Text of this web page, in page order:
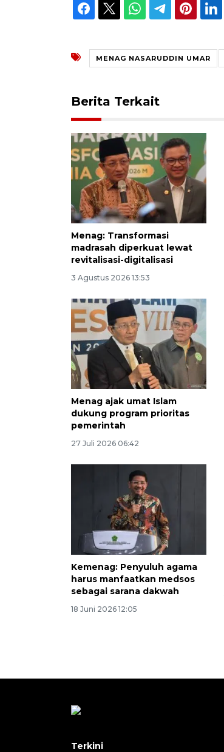
MENAG NASARUDDIN UMAR
Berita Terkait
Menag: Transformasi
madrasah diperkuat lewat
revitalisasi-digitalisasi
3 Agustus 2026 13:53
Menag ajak umat Islam
dukung program prioritas
pemerintah
27 Juli 2026 06:42
Kemenag: Penyuluh agama
harus manfaatkan medsos
sebagai sarana dakwah
18 Juni 2026 12:05
Terkini